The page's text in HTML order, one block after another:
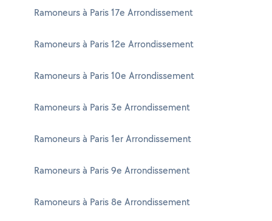
Ramoneurs à Paris 17e Arrondissement
Ramoneurs à Paris 12e Arrondissement
Ramoneurs à Paris 10e Arrondissement
Ramoneurs à Paris 3e Arrondissement
Ramoneurs à Paris 1er Arrondissement
Ramoneurs à Paris 9e Arrondissement
Ramoneurs à Paris 8e Arrondissement